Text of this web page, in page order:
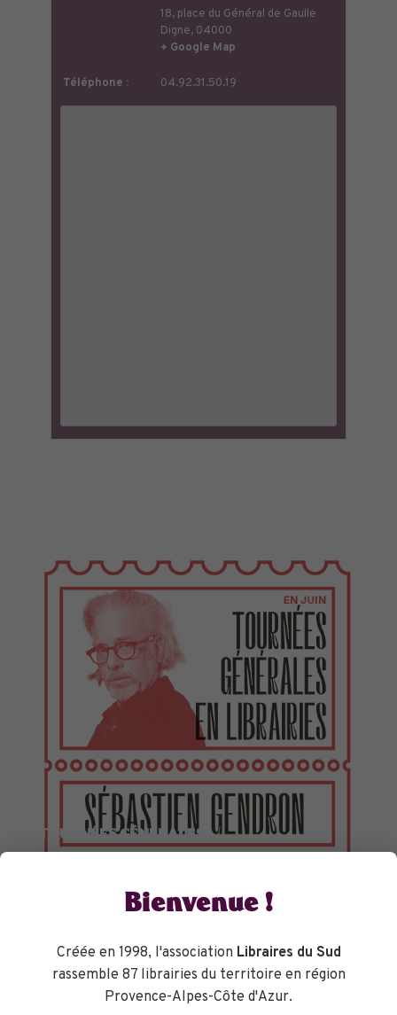
18, place du Général de Gaulle
Digne, 04000
+ Google Map
Téléphone : 04.92.31.50.19
TOURNÉES GÉNÉRALES
Bienvenue !
Créée en 1998, l'association Libraires du Sud
rassemble 87 librairies du territoire en région
Provence-Alpes-Côte d'Azur.